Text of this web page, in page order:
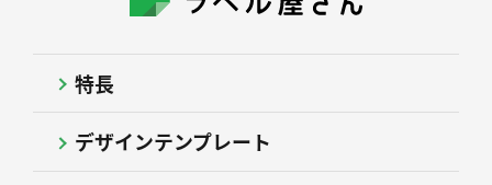
特長
デザインテンプレート